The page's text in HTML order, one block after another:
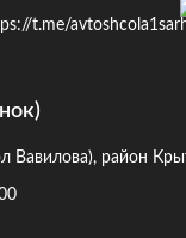
Вавилова), район